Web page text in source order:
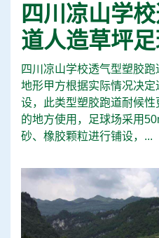
四川凉山学
道人造草坪
四川凉山学校透气型塑胶
地形甲方根据实际情况决
设，此类型塑胶跑道耐候
的地方使用，足球场采用
砂、橡胶颗粒进行铺设，...